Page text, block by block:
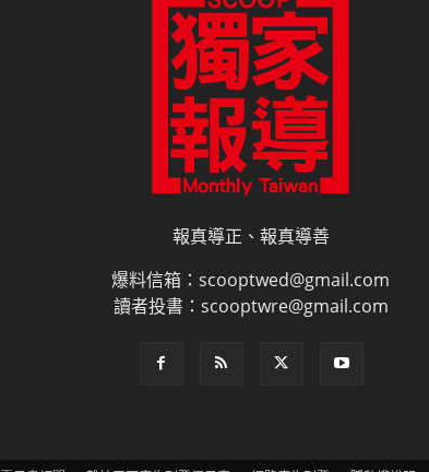
報真導正、報真導善
爆料信箱：scooptwed@gmail.com
讀者投書：scooptwre@gmail.com